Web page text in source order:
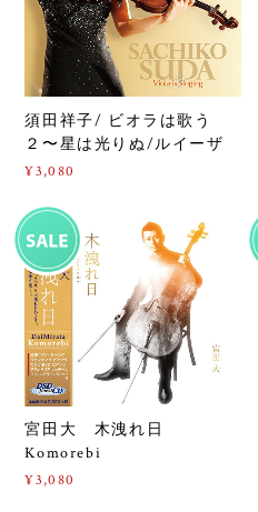
須田祥子/ ビオラは歌う
２〜星は光りぬ/ルイーザ
¥3,080
宮田大 木洩れ日
Komorebi
¥3,080